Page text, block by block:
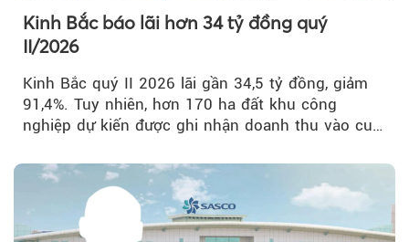
Kinh Bắc báo lãi hơn 34 tỷ đồng quý
II/2026
Kinh Bắc quý II 2026 lãi gần 34,5 tỷ đồng, giảm
91,4%. Tuy nhiên, hơn 170 ha đất khu công
nghiệp dự kiến được ghi nhận doanh thu vào cuối